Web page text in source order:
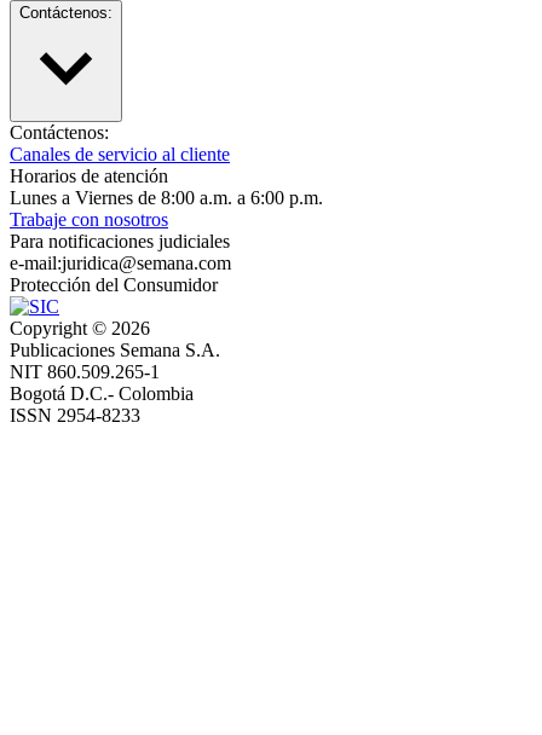
Contáctenos:
Contáctenos:
Canales de servicio al cliente
Horarios de atención
Lunes a Viernes de 8:00 a.m. a 6:00 p.m.
Trabaje con nosotros
Para notificaciones judiciales
e-mail:juridica@semana.com
Protección del Consumidor
Copyright © 2026
Publicaciones Semana S.A.
NIT 860.509.265-1
Bogotá D.C.- Colombia
ISSN 2954-8233